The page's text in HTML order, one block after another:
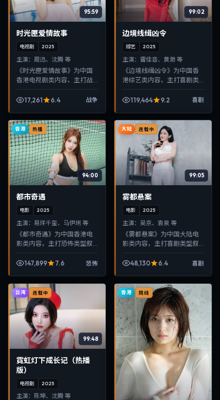
95:59
时光匣爱情故事
电视剧 2025
主演： 周迅、沈腾 等
《时光匣爱情故事》为中国
香港电视剧类内容，主打战
面清晰，适合移动端与电视
17,261 6.4 战争
99:02
边境线缉凶令
综艺 2025
主演： 雷佳音、黄渤 等
《边境线缉凶令》为中国香
港综艺类内容，主打喜剧类
晰，适合移动端与电视端随
119,464 9.2 喜剧
香港 热播
94:00
都市奇遇
电影 2025
主演： 易烊千玺、马伊琍 等
《都市奇遇》为中国香港电
影类内容，主打恐怖类型叙
适合移动端与电视端随时在
147,899 7.6 恐怖
大陆 连载中
99:05
雾都悬案
电影 2025
主演： 吴京、袁泉 等
《雾都悬案》为中国大陆电
影类内容，主打喜剧类型叙
适合移动端与电视端随时在
48,130 6.4 喜剧
台湾 连载中
99:48
霓虹灯下成长记（热播
版）
电视剧 2025
主演： 陈坤、沈腾 等
香港 院线